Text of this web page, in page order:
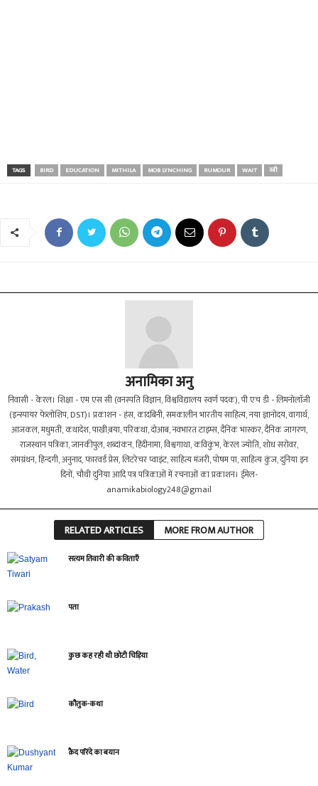
TAGS BIRD EDUCATION MITHILA MOB LYNCHING RUMOUR WAIT स्त्री
अनामिका अनु
निवासी - केरल। शिक्षा - एम एस सी (वनस्पति विज्ञान, विश्वविद्यालय स्वर्ण पदक), पी एच डी - लिमनोलाॅजी
(इन्स्पायर फेलोशिप, DST)। प्रकाशन - हंस, कादंबिनी, समकालीन भारतीय साहित्य, नया ज्ञानोदय, वागार्थ,
आजकल, मधुमती, कथादेश, पाखी,बया, परिकथा, दोआब, नवभारत टाइम्स, दैनिक भास्कर, दैनिक जागरण,
राजस्थान पत्रिका, जानकीपुल, शब्दांकन, हिंदीनामा, विश्वगाथा, कविकुंभ, केरल ज्योति, शोध सरोवर,
संमग्रंथन, हिन्दगी, अनुनाद, फारवर्ड प्रेस, लिटरेचर प्वाइंट, साहित्य मंजरी, पोषम पा, साहित्य कुंज, दुनिया इन
दिनों, चौथी दुनिया आदि पत्र पत्रिकाओं में रचनाओं का प्रकाशन। ईमेल-
anamikabiology248@gmail
RELATED ARTICLES MORE FROM AUTHOR
सत्यम तिवारी की कविताएँ
पता
कुछ कह रही थी छोटी चिड़िया
कौतुक-कथा
क़ैद परिंदे का बयान